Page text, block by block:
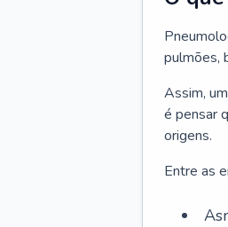
pulmões,
Assim,
é pensar
origens.
Entre as